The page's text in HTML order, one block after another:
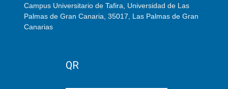
Campus Universitario de Tafira, Universidad de Las
Palmas de Gran Canaria, 35017, Las Palmas de Gran
Canarias
QR